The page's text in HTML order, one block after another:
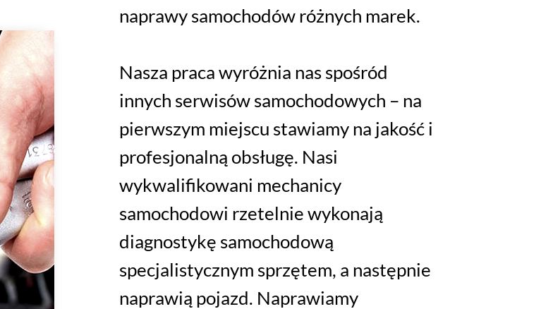
naprawy samochodów różnych marek.
Nasza praca wyróżnia nas spośród
innych serwisów samochodowych – na
pierwszym miejscu stawiamy na jakość i
profesjonalną obsługę. Nasi
wykwalifikowani mechanicy
samochodowi rzetelnie wykonają
diagnostykę samochodową
specjalistycznym sprzętem, a następnie
naprawią pojazd. Naprawiamy